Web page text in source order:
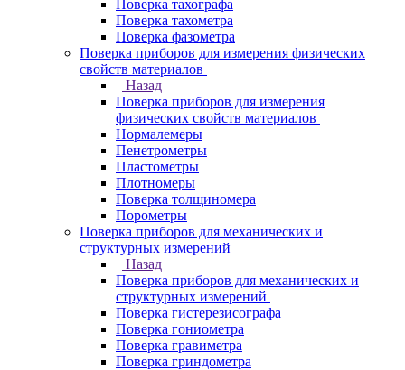
Поверка тахографа
Поверка тахометра
Поверка фазометра
Поверка приборов для измерения физических
свойств материалов
Назад
Поверка приборов для измерения
физических свойств материалов
Нормалемеры
Пенетрометры
Пластометры
Плотномеры
Поверка толщиномера
Порометры
Поверка приборов для механических и
структурных измерений
Назад
Поверка приборов для механических и
структурных измерений
Поверка гистерезисографа
Поверка гониометра
Поверка гравиметра
Поверка гриндометра